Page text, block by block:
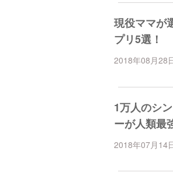
現役ママが
プリ5選！
2018年08月28
1万人のシ
ーが人類最
2018年07月14